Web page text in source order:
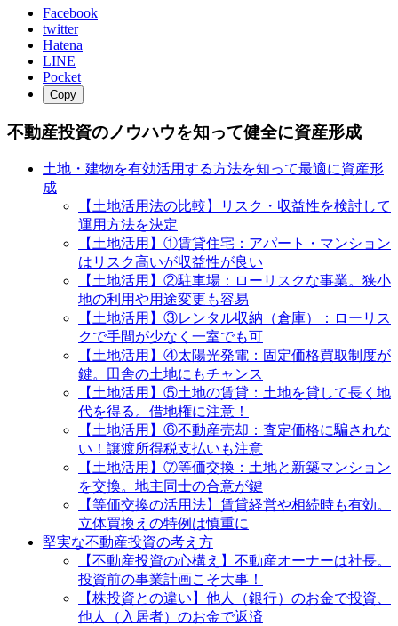
Facebook
twitter
Hatena
LINE
Pocket
Copy
不動産投資のノウハウを知って健全に資産形成
土地・建物を有効活用する方法を知って最適に資産形
成
【土地活用法の比較】リスク・収益性を検討して
運用方法を決定
【土地活用】①賃貸住宅：アパート・マンション
はリスク高いが収益性が良い
【土地活用】②駐車場：ローリスクな事業。狭小
地の利用や用途変更も容易
【土地活用】③レンタル収納（倉庫）：ローリス
クで手間が少なく一室でも可
【土地活用】④太陽光発電：固定価格買取制度が
鍵。田舎の土地にもチャンス
【土地活用】⑤土地の賃貸：土地を貸して長く地
代を得る。借地権に注意！
【土地活用】⑥不動産売却：査定価格に騙されな
い！譲渡所得税支払いも注意
【土地活用】⑦等価交換：土地と新築マンション
を交換。地主同士の合意が鍵
【等価交換の活用法】賃貸経営や相続時も有効。
立体買換えの特例は慎重に
堅実な不動産投資の考え方
【不動産投資の心構え】不動産オーナーは社長。
投資前の事業計画こそ大事！
【株投資との違い】他人（銀行）のお金で投資、
他人（入居者）のお金で返済